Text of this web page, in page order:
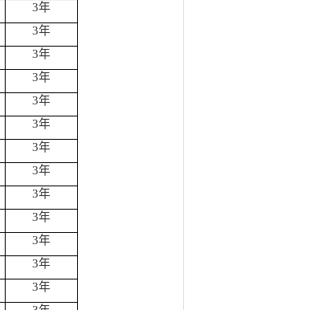
3年
3年
3年
3年
3年
3年
3年
3年
3年
3年
3年
3年
3年